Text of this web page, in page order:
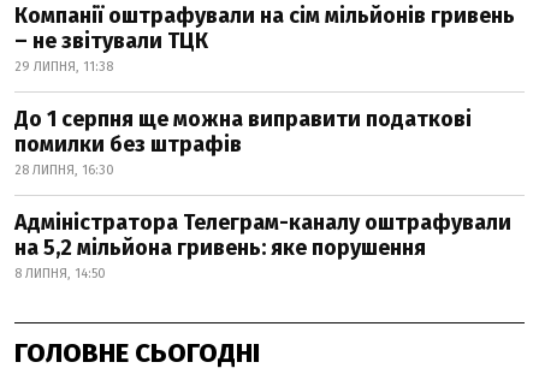
Компанії оштрафували на сім мільйонів гривень
– не звітували ТЦК
29 ЛИПНЯ, 11:38
До 1 серпня ще можна виправити податкові
помилки без штрафів
28 ЛИПНЯ, 16:30
Адміністратора Телеграм-каналу оштрафували
на 5,2 мільйона гривень: яке порушення
8 ЛИПНЯ, 14:50
ГОЛОВНЕ СЬОГОДНІ